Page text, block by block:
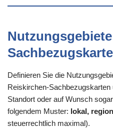
Definieren Sie die
Reiskirchen-
Standort oder auf Wunsch
folgendem Muster: lokal,
steuerrechtlich maximal).